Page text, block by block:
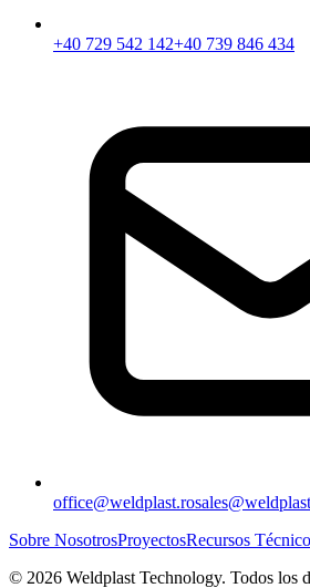
+40 729 542 142+40 739 846 434
office@weldplast.ro
Sobre NosotrosProyectosRecursos
© 2026 Weldplast Technology. Todos los